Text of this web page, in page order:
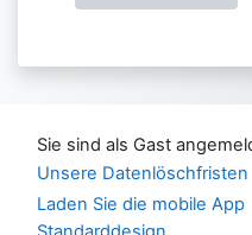
Sie sind als Gast
Unsere Datenlöschfristen
Laden Sie die mobile App